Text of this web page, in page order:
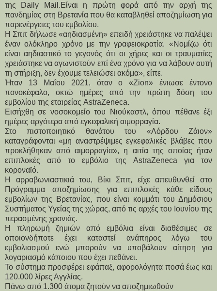
της Daily Mail.Είναι η πρώτη φορά από την αρχή της
πανδημίας στη Βρετανία που θα καταβληθεί αποζημίωση για
παρενέργειες του εμβολίου.
Η Σπιτ δήλωσε «αηδιασμένη» επειδή χρειάστηκε να παλέψει
έναν ολόκληρο χρόνο με την γραφειοκρατία. «Νομίζω ότι
είναι αηδιαστικό το γεγονός ότι οι χήρες και οι τραυματίες
χρειάστηκε να αγωνιστούν επί ένα χρόνο για να λάβουν αυτή
τη στήριξη, δεν έχουμε τελειώσει ακόμα», είπε.
Ήταν 13 Μαΐου 2021, όταν ο «Zion» ένιωσε έντονο
πονοκέφαλο, οκτώ ημέρες από την πρώτη δόση του
εμβολίου της εταιρείας AstraZeneca.
Εισήχθη σε νοσοκομείο του Νιούκαστλ, όπου πέθανε έξι
ημέρες αργότερα από εγκεφαλική αιμορραγία.
Στο πιστοποιητικό θανάτου του «Λόρδου Ζάιον»
καταγράφονται «μη αναστρέψιμες εγκεφαλικές βλάβες που
προκλήθηκαν από αιμορραγία», η αιτία της οποίας ήταν
επιπλοκές από το εμβόλιο της AstraZeneca για τον
κοροναϊό.
Η αρραβωνιαστικιά του, Βίκι Σπιτ, είχε απευθυνθεί στο
Πρόγραμμα αποζημίωσης για επιπλοκές κάθε είδους
εμβολίων της Βρετανίας, που είναι κομμάτι του Δημόσιου
Συστήματος Υγείας της χώρας, από τις αρχές του Ιουνίου της
περασμένης χρονιάς.
Η πληρωμή ζημιών από εμβόλια είναι διαθέσιμες σε
οποιονδήποτε έχει καταστεί ανάπηρος λόγω του
εμβολιασμού ενώ μπορούν να υποβάλουν αίτηση για
λογαριασμό κάποιου που έχει πεθάνει.
Το σύστημα προσφέρει εφάπαξ, αφορολόγητα ποσά έως και
120.000 λίρες Αγγλίας.
Πάνω από 1.300 άτομα ζητούν να αποζημιωθούν